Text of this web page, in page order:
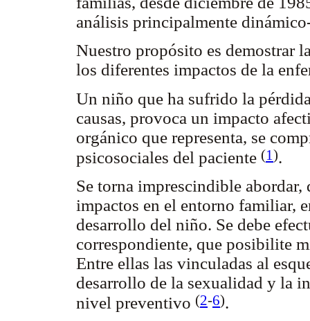
análisis principalmente
Nuestro propósito es demostrar
los diferentes impactos de la
Un niño que ha sufrido la
causas, provoca un impacto
orgánico que representa, se
psicosociales del paciente (1).
Se torna imprescindible abordar,
impactos en el entorno familiar,
desarrollo del niño. Se debe
correspondiente, que posibilite
Entre ellas las vinculadas al
desarrollo de la sexualidad y la
nivel preventivo (2-6).